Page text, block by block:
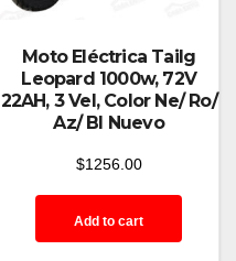
Moto Eléctrica Tailg
Leopard 1000w, 72V
22AH, 3 Vel, Color Ne/ Ro/
Az/ Bl Nuevo
$1256.00
Add to cart